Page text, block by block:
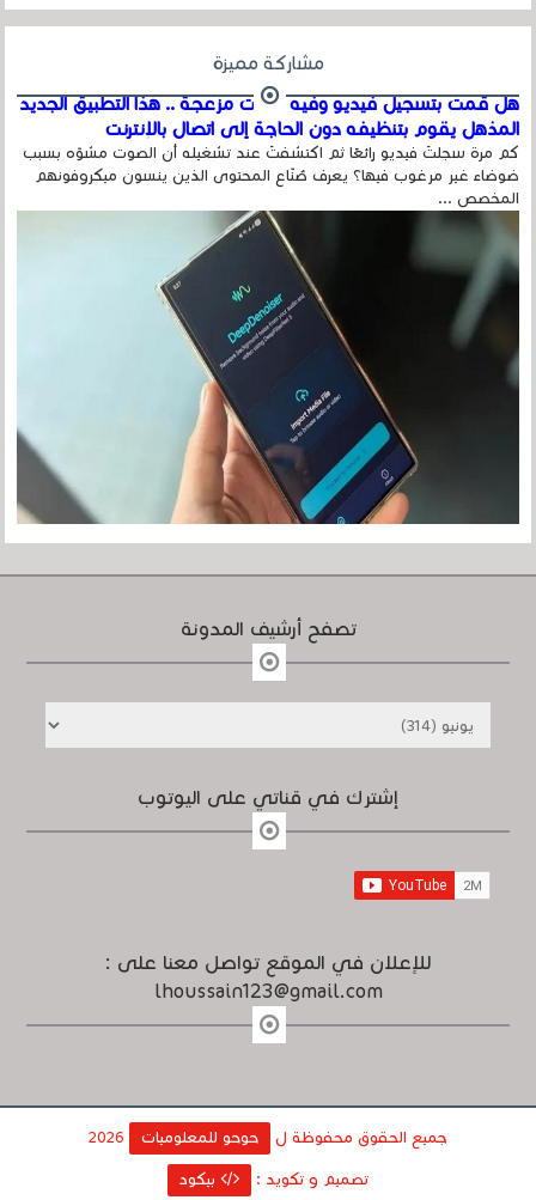
مشاركة مميزة
هل قمت بتسجيل فيديو وفيه أصوت مزعجة .. هذا التطبيق الجديد
المذهل يقوم بتنظيفه دون الحاجة إلى اتصال بالإنترنت
كم مرة سجلتَ فيديو رائعًا ثم اكتشفتَ عند تشغيله أن الصوت مشوّه بسبب
ضوضاء غير مرغوب فيها؟ يعرف صُنّاع المحتوى الذين ينسون ميكروفونهم
المخصص ...
تصفح أرشيف المدونة
إشترك في قناتي على اليوتوب
للإعلان في الموقع تواصل معنا على :
lhoussain123@gmail.com
جميع الحقوق محفوظة ل حوحو للمعلوميات
تصميم و تكويد : بيكود